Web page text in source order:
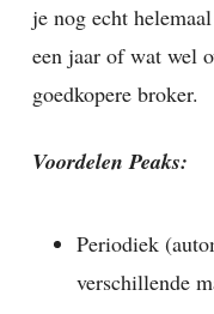
je nog echt
een jaar of wat wel
goedkopere broker.
Voordelen Peaks:
Periodiek
verschillende